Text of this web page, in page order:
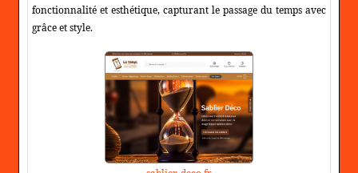
fonctionnalité et esthétique, capturant le passage du temps avec
grâce et style.